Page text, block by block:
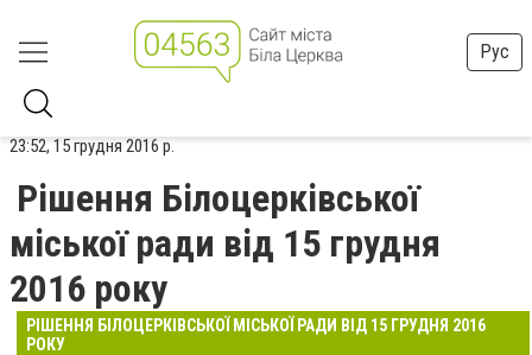
Рус
23:52, 15 грудня 2016 р.
Рішення Білоцерківської
міської ради від 15 грудня
2016 року
РІШЕННЯ БІЛОЦЕРКІВСЬКОЇ МІСЬКОЇ РАДИ ВІД 15 ГРУДНЯ 2016
РОКУ